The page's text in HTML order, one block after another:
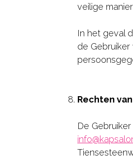
veilige
In het geval
de
Rechten
De